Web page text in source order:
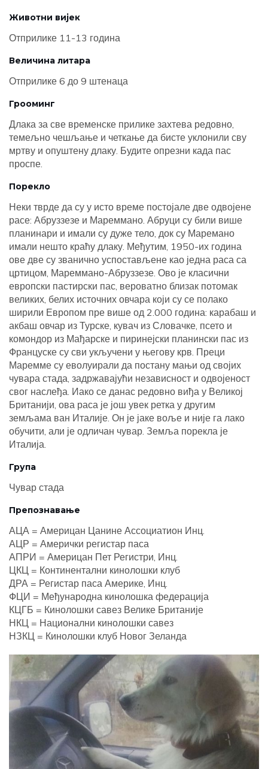
Животни вијек
Отприлике 11-13 година
Величина литара
Отприлике 6 до 9 штенаца
Грооминг
Длака за све временске прилике захтева редовно,
темељно чешљање и четкање да бисте уклонили сву
мртву и опуштену длаку. Будите опрезни када пас
проспе.
Порекло
Неки тврде да су у исто време постојале две одвојене
расе: Абруззезе и Мареммано. Абруци су били више
планинари и имали су дуже тело, док су Маремано
имали нешто краћу длаку. Међутим, 1950-их година
ове две су званично успостављене као једна раса са
цртицом, Мареммано-Абруззезе. Ово је класични
европски пастирски пас, вероватно близак потомак
великих, белих источних овчара који су се полако
ширили Европом пре више од 2.000 година: карабаш и
акбаш овчар из Турске, кувач из Словачке, псето и
комондор из Мађарске и пиринејски планински пас из
Француске су сви укључени у његову крв. Преци
Маремме су еволуирали да постану мањи од својих
чувара стада, задржавајући независност и одвојеност
свог наслеђа. Иако се данас редовно виђа у Великој
Британији, ова раса је још увек ретка у другим
земљама ван Италије. Он је јаке воље и није га лако
обучити, али је одличан чувар. Земља порекла је
Италија.
Група
Чувар стада
Препознавање
АЦА = Америцан Цанине Ассоциатион Инц.
АЦР = Амерички регистар паса
АПРИ = Америцан Пет Регистри, Инц.
ЦКЦ = Континентални кинолошки клуб
ДРА = Регистар паса Америке, Инц.
ФЦИ = Међународна кинолошка федерација
КЦГБ = Кинолошки савез Велике Британије
НКЦ = Национални кинолошки савез
НЗКЦ = Кинолошки клуб Новог Зеланда